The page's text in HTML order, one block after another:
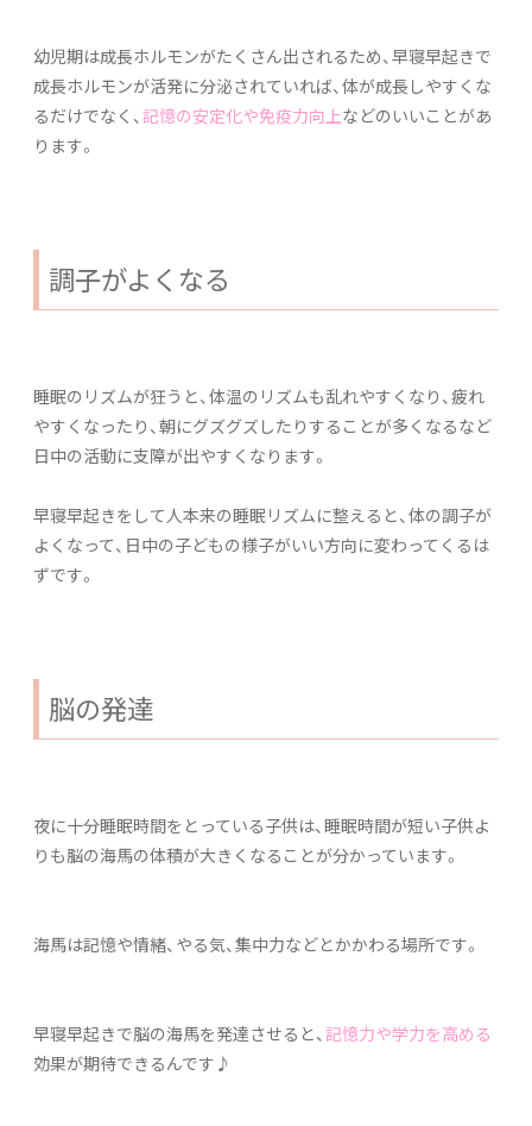
幼児期は成長ホルモンがたくさん出されるため、早寝早起きで
成長ホルモンが活発に分泌されていれば、体が成長しやすくな
るだけでなく、 記憶の安定化や免疫力向上などのいいことがあ
ります。
調子がよくなる
睡眠のリズムが狂うと、体温のリズムも乱れやすくなり、疲れ
やすくなったり、朝にグズグズしたりすることが多くなるなど
日中の活動に支障が出やすくなります。
早寝早起きをして人本来の睡眠リズムに整えると、体の調子が
よくなって、日中の子どもの様子がいい方向に変わってくるは
ずです。
脳の発達
夜に十分睡眠時間をとっている子供は、睡眠時間が短い子供よ
りも脳の海馬の体積が大きくなることが分かっています。
海馬は記憶や情緒、やる気、集中力などとかかわる場所です。
早寝早起きで脳の海馬を発達させると、 記憶力や学力を高める
効果が期待できるんです♪